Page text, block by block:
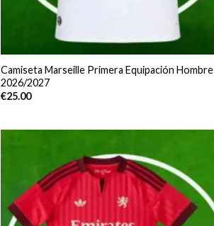
Camiseta Marseille Primera Equipación Hombre
2026/2027
€25.00